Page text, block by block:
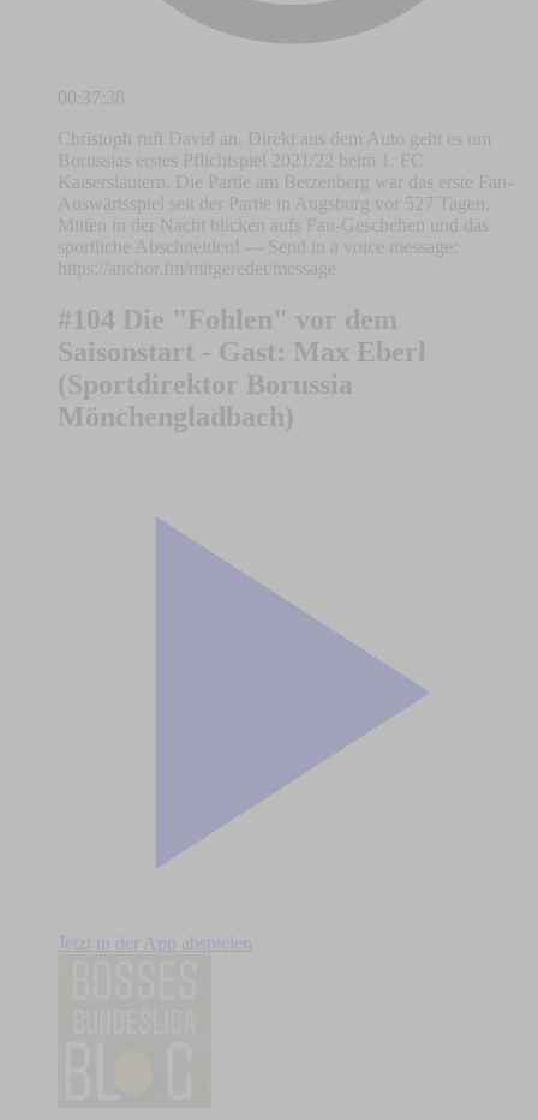
00:37:38
Christoph ruft David an. Direkt aus dem Auto geht es um
Borussias erstes Pflichtspiel 2021/22 beim 1. FC
Kaiserslautern. Die Partie am Betzenberg war das erste Fan-
Auswärtsspiel seit der Partie in Augsburg vor 527 Tagen.
Mitten in der Nacht blicken aufs Fan-Geschehen und das
sportliche Abschneiden! --- Send in a voice message:
https://anchor.fm/mitgeredet/message
#104 Die "Fohlen" vor dem
Saisonstart - Gast: Max Eberl
(Sportdirektor Borussia
Mönchengladbach)
Jetzt in der App abspielen